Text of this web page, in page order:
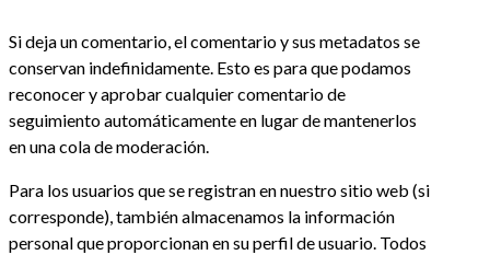
Si deja un comentario, el comentario y sus metadatos se
conservan indefinidamente. Esto es para que podamos
reconocer y aprobar cualquier comentario de
seguimiento automáticamente en lugar de mantenerlos
en una cola de moderación.
Para los usuarios que se registran en nuestro sitio web (si
corresponde), también almacenamos la información
personal que proporcionan en su perfil de usuario. Todos